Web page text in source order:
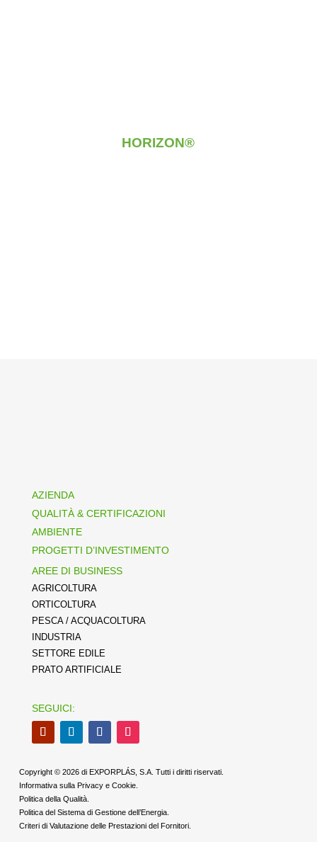
HORIZON®
AZIENDA
QUALITÀ & CERTIFICAZIONI
AMBIENTE
PROGETTI D’INVESTIMENTO
AREE DI BUSINESS
AGRICOLTURA
ORTICOLTURA
PESCA / ACQUACOLTURA
INDUSTRIA
SETTORE EDILE
PRATO ARTIFICIALE
SEGUICI:
Copyright © 2026 di EXPORPLÁS, S.A. Tutti i diritti riservati.
Informativa sulla Privacy e Cookie.
Politica della Qualità.
Politica del Sistema di Gestione dell’Energia.
Criteri di Valutazione delle Prestazioni del Fornitori.